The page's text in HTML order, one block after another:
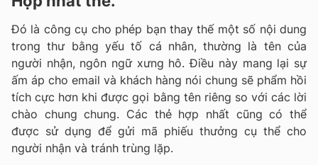
Đó là công cụ cho phép bạn thay thế một số nội dung
trong thư bằng yếu tố cá nhân, thường là tên của
người nhận, ngôn ngữ xưng hô. Điều này mang lại sự
ấm áp cho email và khách hàng nói chung sẽ phẩm hồi
tích cực hơn khi được gọi bằng tên riêng so với các lời
chào chung chung. Các thẻ hợp nhất cũng có thể
được sử dụng để gửi mã phiếu thưởng cụ thể cho
người nhận và tránh trùng lặp.